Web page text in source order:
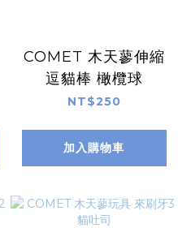
COMET 木天蓼伸縮
逗貓棒 橄欖球
NT$250
加入購物車